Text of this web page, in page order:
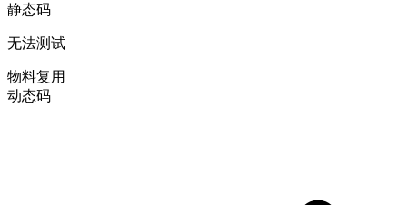
静态码
无法测试
物料复用
动态码